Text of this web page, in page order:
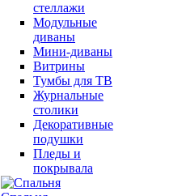
стеллажи
Модульные
диваны
Мини-диваны
Витрины
Тумбы для ТВ
Журнальные
столики
Декоративные
подушки
Пледы и
покрывала